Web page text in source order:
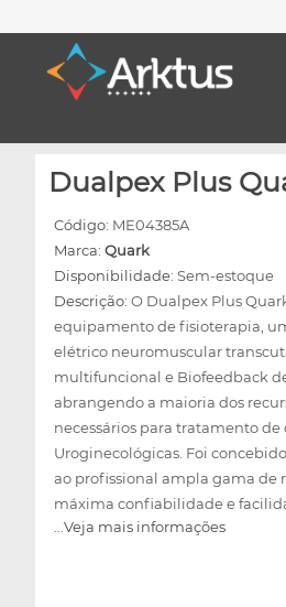
Dualpex Plus
Código: ME04385A
Marca: Quark
Disponibilidade: Sem-estoque
Descrição: O Dualpex Plus
equipamento de fisioterapia,
elétrico neuromuscular
multifuncional e Biofeedback
abrangendo a maioria dos
necessários para tratamento de
Uroginecológicas. Foi
ao profissional ampla gama de
máxima confiabilidade e
utilização. Possui em um só
...Veja mais informações